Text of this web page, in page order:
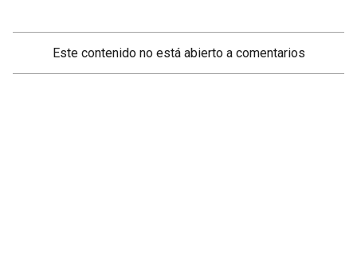
Este contenido no está abierto a comentarios